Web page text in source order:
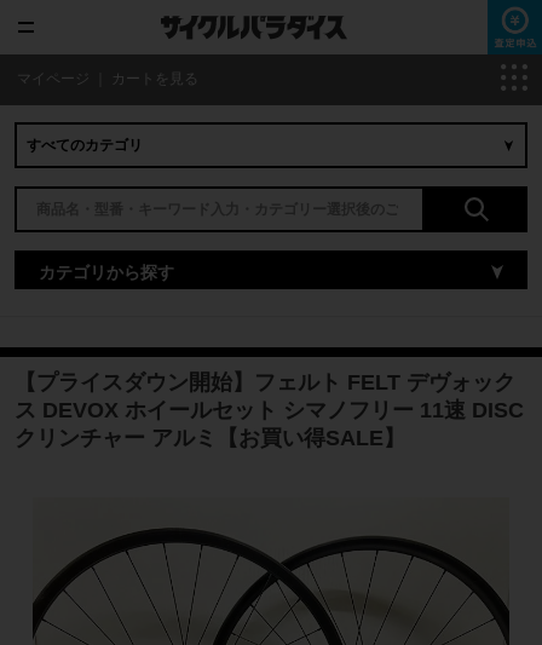
マイページ カートを見る
カテゴリから探す
【プライスダウン開始】フェルト FELT デヴォック
ス DEVOX ホイールセット シマノフリー 11速 DISC
クリンチャー アルミ【お買い得SALE】